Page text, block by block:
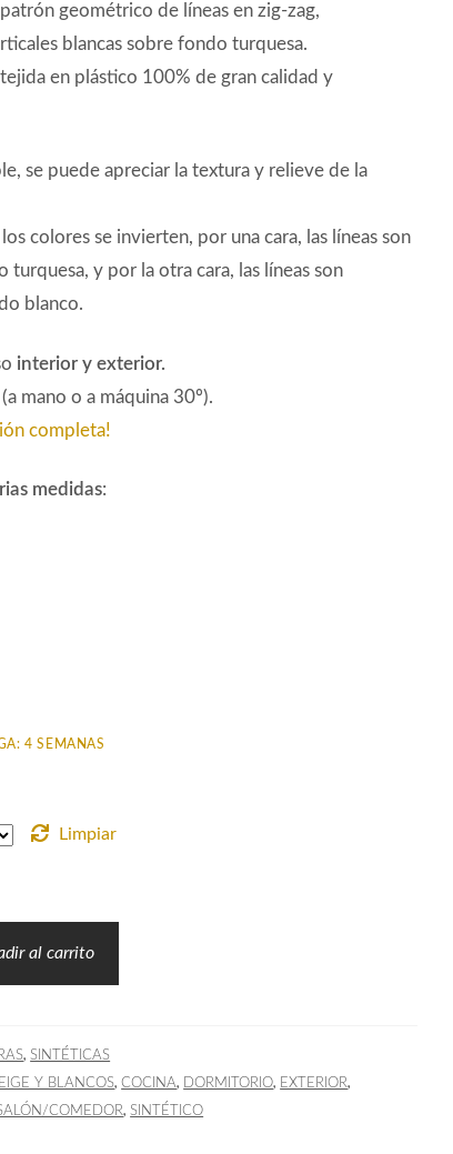
desde
88,00€
geométrico de líneas en zig-zag,
blancas sobre fondo turquesa.
en plástico 100% de gran calidad y
se puede apreciar la textura y relieve de la
colores se invierten, por una cara, las líneas son
turquesa, y por la otra cara, las líneas son
blanco.
interior y exterior.
(a mano o a máquina 30º).
completa!
medidas:
4 SEMANAS
Limpiar
al carrito
,SINTÉTICAS
Y BLANCOS,COCINA, DORMITORIO, EXTERIOR,
COMEDOR,SINTÉTICO